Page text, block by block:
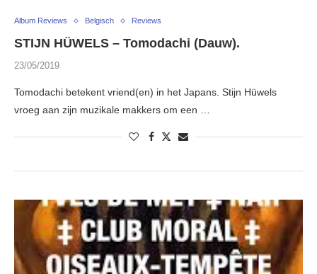
Album Reviews Belgisch Reviews
STIJN HÜWELS – Tomodachi (Dauw).
23/05/2019
Tomodachi betekent vriend(en) in het Japans. Stijn Hüwels
vroeg aan zijn muzikale makkers om een …